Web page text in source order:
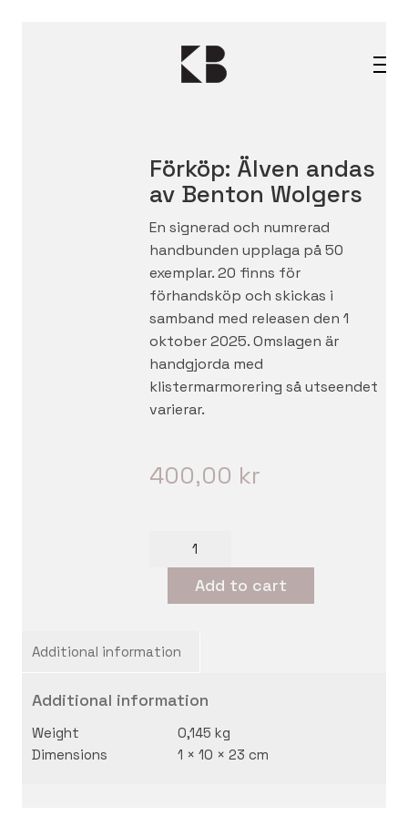
Förköp: Älven andas
av Benton Wolgers
En signerad och numrerad
handbunden upplaga på 50
exemplar. 20 finns för
förhandsköp och skickas i
samband med releasen den 1
oktober 2025. Omslagen är
handgjorda med
klistermarmorering så utseendet
varierar.
400,00 kr
Förköp:
Wolgers
Add to cart
Additional information
Additional information
Weight
0,145 kg
Dimensions
1 × 10 × 23 cm